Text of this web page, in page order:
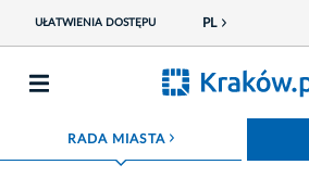
UŁATWIENIA DOSTĘPU PL
RADA MIASTA